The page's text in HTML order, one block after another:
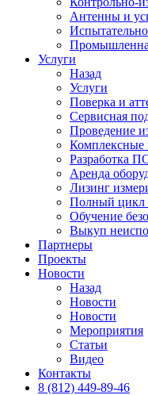
Антенны и
Услуги
Назад
Услуги
Поверка и
Сервисная
Проведение
Разработка
Аренда
Лизинг
Полный цикл
Обучение
Выкуп
Партнеры
Проекты
Новости
Назад
Новости
Новости
Мероприятия
Статьи
Видео
Контакты
8 (812) 449-89-46